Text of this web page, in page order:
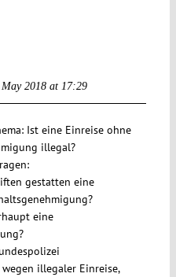
May 2018 at 17:29
Ist eine Einreise ohne
illegal?
gestatten eine
eine
illegaler Einreise,